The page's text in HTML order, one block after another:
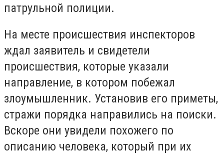
патрульной полиции.
На месте происшествия инспекторов
ждал заявитель и свидетели
происшествия, которые указали
направление, в котором побежал
злоумышленник. Установив его приметы,
стражи порядка направились на поиски.
Вскоре они увидели похожего по
описанию человека, который при их